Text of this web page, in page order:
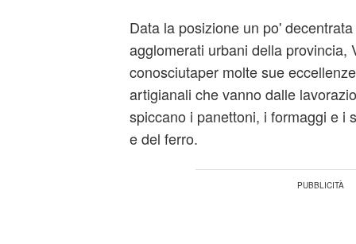
Data la posizione un po'
agglomerati urbani della provincia,
conosciutaper molte sue
artigianali che vanno dalle
spiccano i panettoni, i formaggi e i
e del ferro.